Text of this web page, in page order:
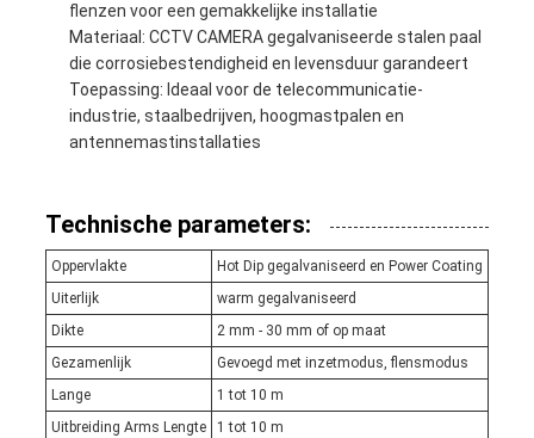
flenzen voor een gemakkelijke installatie
Materiaal: CCTV CAMERA gegalvaniseerde stalen paal
die corrosiebestendigheid en levensduur garandeert
Toepassing: Ideaal voor de telecommunicatie-
industrie, staalbedrijven, hoogmastpalen en
antennemastinstallaties
Technische parameters:
Oppervlakte
Hot Dip gegalvaniseerd en Power Coating
Uiterlijk
warm gegalvaniseerd
Dikte
2 mm - 30 mm of op maat
Gezamenlijk
Gevoegd met inzetmodus, flensmodus
Lange
1 tot 10 m
Uitbreiding Arms Lengte
1 tot 10 m